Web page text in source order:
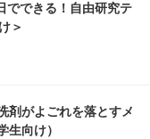
でできる！自由研究テ
＞
剤がよごれを落とすメ
生向け）